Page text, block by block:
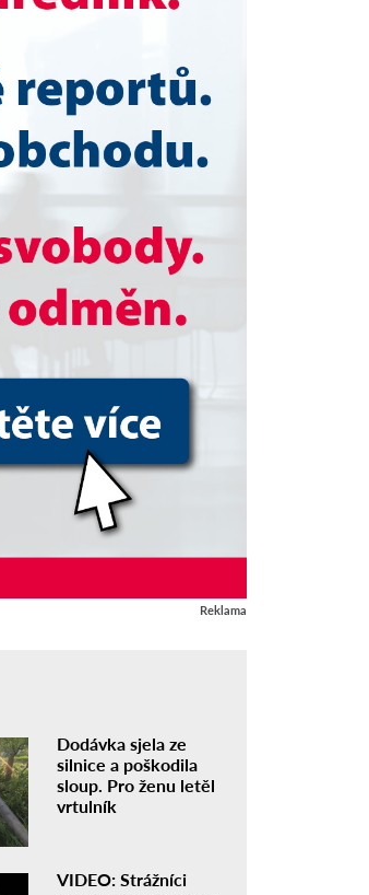
Reklama
Dodávka sjela ze
silnice a poškodila
sloup. Pro ženu letěl
vrtulník
VIDEO: Strážníci